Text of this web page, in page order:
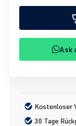
Ask
Kostenloser
30 Tage